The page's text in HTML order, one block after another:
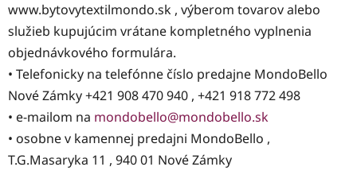
www.bytovytextilmondo.sk , výberom tovarov alebo
služieb kupujúcim vrátane kompletného vyplnenia
objednávkového formulára.
• Telefonicky na telefónne číslo predajne MondoBello
Nové Zámky +421 908 470 940 , +421 918 772 498
• e-mailom na mondobello@mondobello.sk
• osobne v kamennej predajni MondoBello ,
T.G.Masaryka 11 , 940 01 Nové Zámky